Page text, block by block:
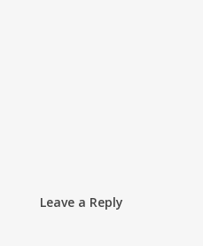
Leave a Reply